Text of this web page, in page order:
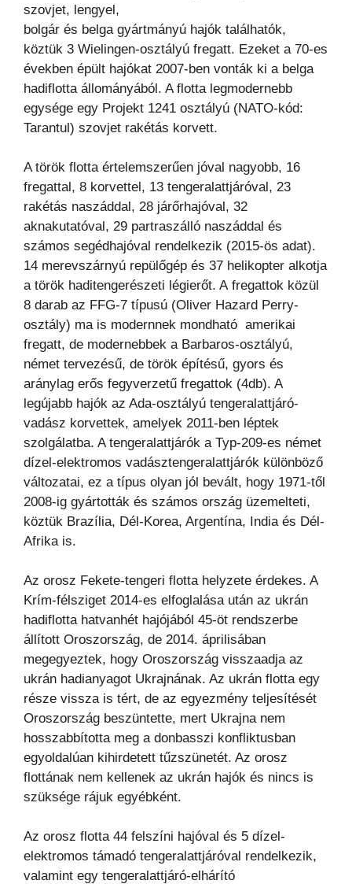
szovjet, lengyel,
bolgár és belga gyártmányú hajók találhatók,
köztük 3 Wielingen-osztályú fregatt. Ezeket a 70-es
években épült hajókat 2007-ben vonták ki a belga
hadiflotta állományából. A flotta legmodernebb
egysége egy Projekt 1241 osztályú (NATO-kód:
Tarantul) szovjet rakétás korvett.
A török flotta értelemszerűen jóval nagyobb, 16
fregattal, 8 korvettel, 13 tengeralattjáróval, 23
rakétás naszáddal, 28 járőrhajóval, 32
aknakutatóval, 29 partraszálló naszáddal és
számos segédhajóval rendelkezik (2015-ös adat).
14 merevszárnyú repülőgép és 37 helikopter alkotja
a török haditengerészeti légierőt. A fregattok közül
8 darab az FFG-7 típusú (Oliver Hazard Perry-
osztály) ma is modernnek mondható amerikai
fregatt, de modernebbek a Barbaros-osztályú,
német tervezésű, de török építésű, gyors és
aránylag erős fegyverzetű fregattok (4db). A
legújabb hajók az Ada-osztályú tengeralattjáró-
vadász korvettek, amelyek 2011-ben léptek
szolgálatba. A tengeralattjárók a Typ-209-es német
dízel-elektromos vadásztengeralattjárók különböző
változatai, ez a típus olyan jól bevált, hogy 1971-től
2008-ig gyártották és számos ország üzemelteti,
köztük Brazília, Dél-Korea, Argentína, India és Dél-
Afrika is.
Az orosz Fekete-tengeri flotta helyzete érdekes. A
Krím-félsziget 2014-es elfoglalása után az ukrán
hadiflotta hatvanhét hajójából 45-öt rendszerbe
állított Oroszország, de 2014. áprilisában
megegyeztek, hogy Oroszország visszaadja az
ukrán hadianyagot Ukrajnának. Az ukrán flotta egy
része vissza is tért, de az egyezmény teljesítését
Oroszország beszüntette, mert Ukrajna nem
hosszabbította meg a donbasszi konfliktusban
egyoldalúan kihirdetett tűzszünetét. Az orosz
flottának nem kellenek az ukrán hajók és nincs is
szüksége rájuk egyébként.
Az orosz flotta 44 felszíni hajóval és 5 dízel-
elektromos támadó tengeralattjáróval rendelkezik,
valamint egy tengeralattjáró-elhárító